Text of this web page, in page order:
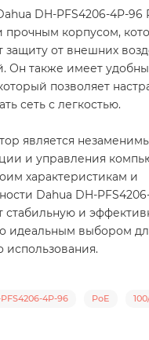
DH-PFS4206-4P-96
прочным корпусом,
защиту от внешних
Он также имеет
позволяет
сеть с легкостью.
является
и управления
характеристикам и
Dahua DH-
стабильную и
идеальным выбором
использования.
4P-96 PoE